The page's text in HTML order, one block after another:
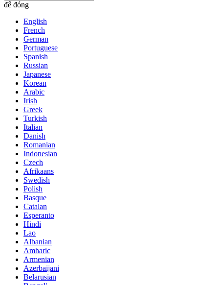
để đóng
English
French
German
Portuguese
Spanish
Russian
Japanese
Korean
Arabic
Irish
Greek
Turkish
Italian
Danish
Romanian
Indonesian
Czech
Afrikaans
Swedish
Polish
Basque
Catalan
Esperanto
Hindi
Lao
Albanian
Amharic
Armenian
Azerbaijani
Belarusian